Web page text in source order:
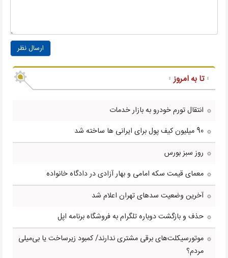
ارسال نظر
تا به امروز
انتقال تورم خودرو به بازار خدمات
90 میلیون کیف پول برای ایرانی ها ساخته شد
روز سبز بورس
معمای قیمت سکه امامی و بهار آزادی در دادگاه خانواده
آخرین وضعیت سدهای تهران اعلام شد
حذف و بازگشت دوباره تلگرام به فروشگاه برنامه اپل
موتورسیکلت‌های برقی مشتری ندارند/ کمبود زیرساخت یا بی‌میلی
مردم؟